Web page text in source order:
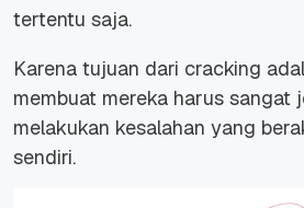
tertentu saja.
Karena tujuan dari cracking
membuat mereka harus sangat
melakukan kesalahan yang
sendiri.